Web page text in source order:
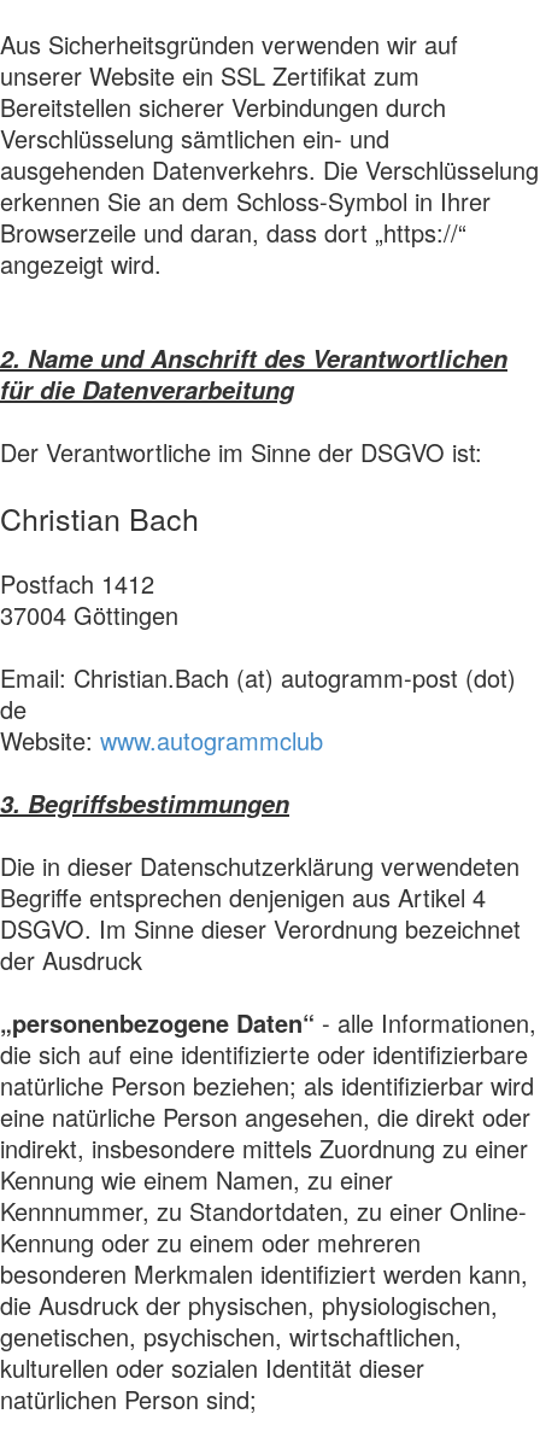
Aus Sicherheitsgründen verwenden wir auf
unserer Website ein SSL Zertifikat zum
Bereitstellen sicherer Verbindungen durch
Verschlüsselung sämtlichen ein- und
ausgehenden Datenverkehrs. Die Verschlüsselung
erkennen Sie an dem Schloss-Symbol in Ihrer
Browserzeile und daran, dass dort „https://“
angezeigt wird.
2. Name und Anschrift des Verantwortlichen
für die Datenverarbeitung
Der Verantwortliche im Sinne der DSGVO ist:
Christian Bach
Postfach 1412
37004 Göttingen
Email: Christian.Bach (at) autogramm-post (dot)
de
Website: www.autogrammclub
3. Begriffsbestimmungen
Die in dieser Datenschutzerklärung verwendeten
Begriffe entsprechen denjenigen aus Artikel 4
DSGVO. Im Sinne dieser Verordnung bezeichnet
der Ausdruck
„personenbezogene Daten“ - alle Informationen,
die sich auf eine identifizierte oder identifizierbare
natürliche Person beziehen; als identifizierbar wird
eine natürliche Person angesehen, die direkt oder
indirekt, insbesondere mittels Zuordnung zu einer
Kennung wie einem Namen, zu einer
Kennnummer, zu Standortdaten, zu einer Online-
Kennung oder zu einem oder mehreren
besonderen Merkmalen identifiziert werden kann,
die Ausdruck der physischen, physiologischen,
genetischen, psychischen, wirtschaftlichen,
kulturellen oder sozialen Identität dieser
natürlichen Person sind;